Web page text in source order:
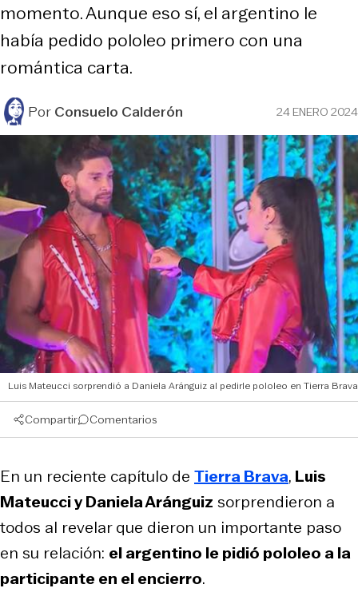
momento. Aunque eso sí, el argentino le
había pedido pololeo primero con una
romántica carta.
PorConsuelo Calderón 24 ENERO 2024
Luis Mateucci sorprendió a Daniela Aránguiz al pedirle pololeo en Tierra Brava
Compartir Comentarios
En un reciente capítulo de Tierra Brava, Luis
Mateucci y Daniela Aránguiz sorprendieron a
todos al revelar que dieron un importante paso
en su relación: el argentino le pidió pololeo a la
participante en el encierro.